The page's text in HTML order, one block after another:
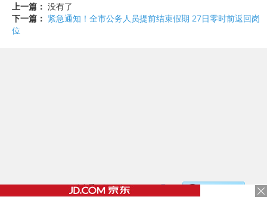
上一篇： 没有了
下一篇： 紧急通知！全市公务人员提前结束假期 27日零时前返回岗
位
©2017 - 2020 / 信息看 /粤ICP备17153186号-2，